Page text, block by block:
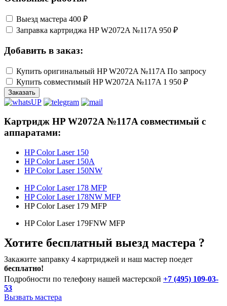
Выезд мастера 400 ₽
Заправка картриджа HP W2072A №117A 950 ₽
Добавить в заказ:
Купить оригинальный HP W2072A №117A По запросу
Купить совместимый HP W2072A №117A 1 950 ₽
Заказать
Картридж HP W2072A №117A совместимый с
аппаратами:
HP Color Laser 150
HP Color Laser 150A
HP Color Laser 150NW
HP Color Laser 178 MFP
HP Color Laser 178NW MFP
HP Color Laser 179 MFP
HP Color Laser 179FNW MFP
Хотите бесплатный выезд мастера ?
Закажите заправку 4 картриджей и наш мастер поедет
бесплатно!
Подробности по телефону нашей мастерской +7 (495) 109-03-
53
Вызвать мастера